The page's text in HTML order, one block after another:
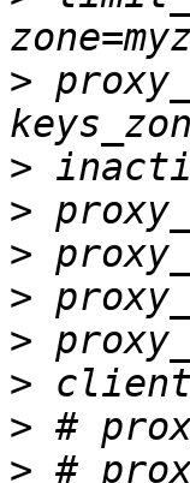
>
>
>
>
>
>
>
>
>